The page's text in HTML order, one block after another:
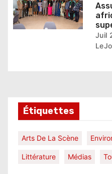
Juil
Étiquettes
Arts De La Scène
Littérature Médias